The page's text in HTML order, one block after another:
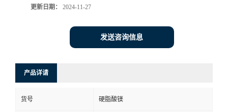
更新日期： 2024-11-27
发送咨询信息
产品详请
货号 硬脂酸镁